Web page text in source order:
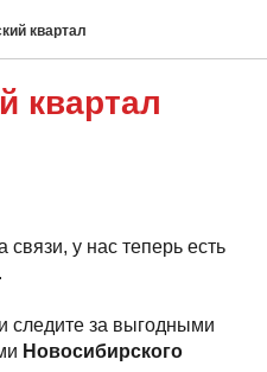
квартал
квартал
связи, у нас теперь есть
.
и следите за выгодными
Новосибирского